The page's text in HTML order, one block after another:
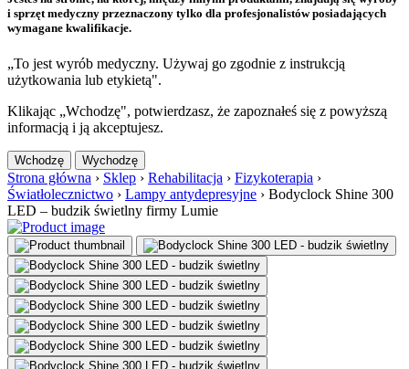
i sprzęt medyczny przeznaczony tylko dla profesjonalistów posiadających
wymagane kwalifikacje.
„To jest wyrób medyczny. Używaj go zgodnie z instrukcją
użytkowania lub etykietą".
Klikając „Wchodzę", potwierdzasz, że zapoznałeś się z powyższą
informacją i ją akceptujesz.
Wchodzę Wychodzę
Strona główna › Sklep › Rehabilitacja › Fizykoterapia ›
Światłolecznictwo › Lampy antydepresyjne › Bodyclock Shine 300
LED – budzik świetlny firmy Lumie